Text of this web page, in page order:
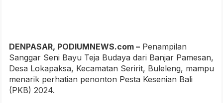
DENPASAR, PODIUMNEWS.com – Penampilan
Sanggar Seni Bayu Teja Budaya dari Banjar Pamesan,
Desa Lokapaksa, Kecamatan Seririt, Buleleng, mampu
menarik perhatian penonton Pesta Kesenian Bali
(PKB) 2024.